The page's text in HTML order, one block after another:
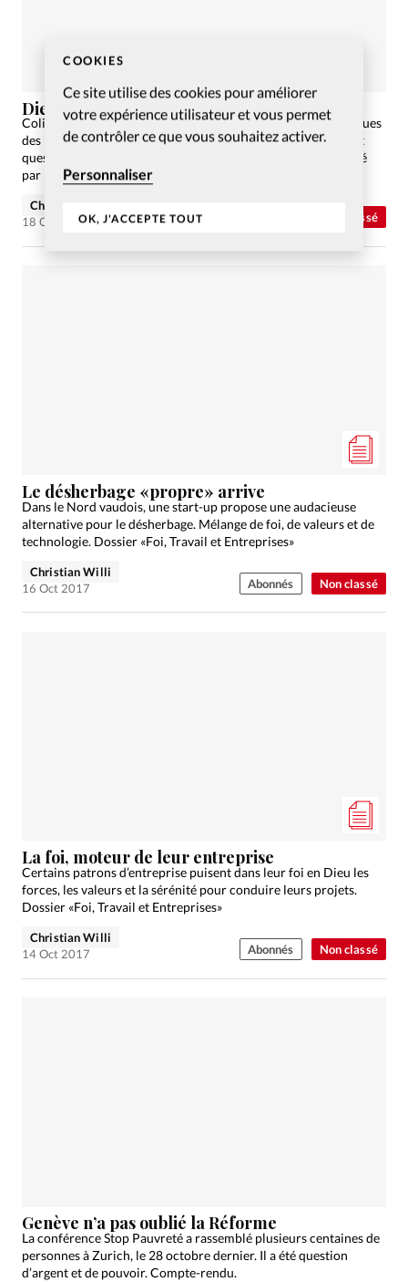
COOKIES
Ce site utilise des cookies pour améliorer
votre expérience utilisateur et vous permet
de contrôler ce que vous souhaitez activer.
Personnaliser
OK, J'ACCEPTE TOUT Non classé
Dieu dans les coulisses de l’Uni
Colin Donaldson est le secrétaire général des Groupes Bibliques
des Ecoles et Universités depuis 2009. Entre études, travail et
questionnements, il a suivi un parcours peu commun, marqué
par la fidélité constante de Dieu. Depuis,…
Christian Willi
18 Oct 2017
Non classé
Le désherbage «propre» arrive
Dans le Nord vaudois, une start-up propose une audacieuse
alternative pour le désherbage. Mélange de foi, de valeurs et de
technologie. Dossier «Foi, Travail et Entreprises»
Christian Willi
16 Oct 2017
Abonnés
Non classé
La foi, moteur de leur entreprise
Certains patrons d’entreprise puisent dans leur foi en Dieu les
forces, les valeurs et la sérénité pour conduire leurs projets.
Dossier «Foi, Travail et Entreprises»
Christian Willi
14 Oct 2017
Abonnés
Genève n’a pas oublié la Réforme
La conférence Stop Pauvreté a rassemblé plusieurs centaines de
personnes à Zurich, le 28 octobre dernier. Il a été question
d’argent et de pouvoir. Compte-rendu.